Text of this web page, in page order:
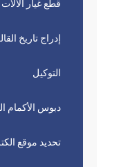
قطع غيار
إدراج تاريخ
التوكيل
دبوس الأكمام
تحديد موقع